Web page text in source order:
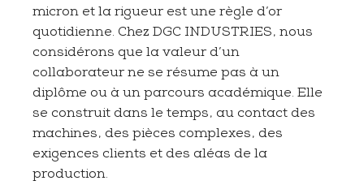
micron et la rigueur est une règle d’or
quotidienne. Chez DGC INDUSTRIES, nous
considérons que la valeur d’un
collaborateur ne se résume pas à un
diplôme ou à un parcours académique. Elle
se construit dans le temps, au contact des
machines, des pièces complexes, des
exigences clients et des aléas de la
production.